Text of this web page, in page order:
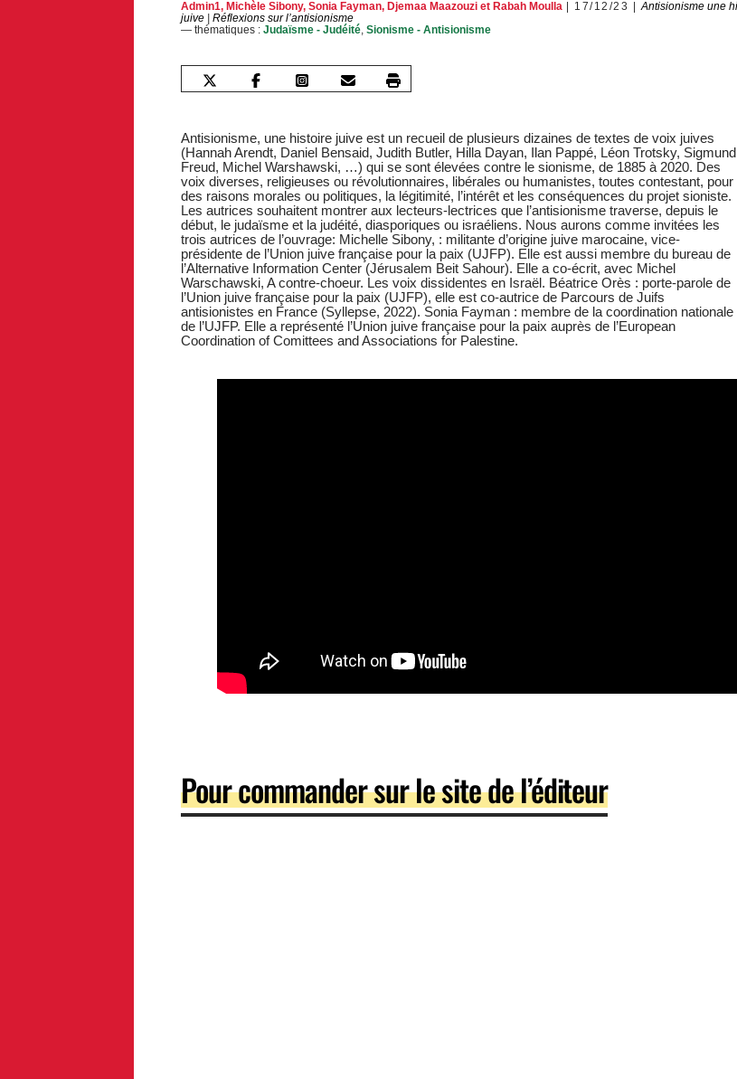
Admin1, Michèle Sibony, Sonia Fayman, Djemaa Maazouziet Rabah Moulla 17/12/23
Antisionisme une
juive| Réflexions sur l’antisionisme
— thématiques : Judaïsme - Judéité, Sionisme - Antisionisme
Antisionisme, une histoire juive est un recueil de plusieurs dizaines de textes de voix juives
(Hannah Arendt, Daniel Bensaid, Judith Butler, Hilla Dayan, Ilan Pappé, Léon Trotsky, Sigmund
Freud, Michel Warshawski, …) qui se sont élevées contre le sionisme, de 1885 à 2020. Des
voix diverses, religieuses ou révolutionnaires, libérales ou humanistes, toutes contestant, pour
des raisons morales ou politiques, la légitimité, l’intérêt et les conséquences du projet sioniste.
Les autrices souhaitent montrer aux lecteurs-lectrices que l’antisionisme traverse, depuis le
début, le judaïsme et la judéité, diasporiques ou israéliens. Nous aurons comme invitées les
trois autrices de l’ouvrage: Michelle Sibony, : militante d’origine juive marocaine, vice-
présidente de l’Union juive française pour la paix (UJFP). Elle est aussi membre du bureau de
l’Alternative Information Center (Jérusalem Beit Sahour). Elle a co-écrit, avec Michel
Warschawski, A contre-choeur. Les voix dissidentes en Israël. Béatrice Orès : porte-parole de
l’Union juive française pour la paix (UJFP), elle est co-autrice de Parcours de Juifs
antisionistes en France (Syllepse, 2022). Sonia Fayman : membre de la coordination nationale
de l’UJFP. Elle a représenté l’Union juive française pour la paix auprès de l’European
Coordination of Comittees and Associations for Palestine.
Pour commander sur le site de l’éditeur